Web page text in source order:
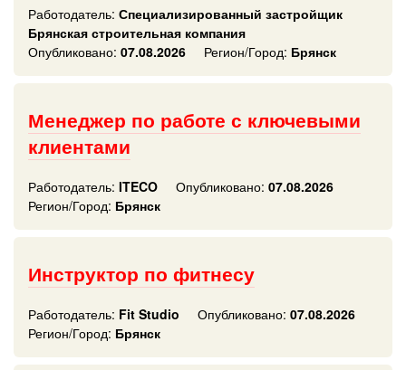
Работодатель: Специализированный застройщик
Брянская строительная компания
Опубликовано: 07.08.2026 Регион/Город: Брянск
Менеджер по работе с ключевыми
клиентами
Работодатель: ITECO Опубликовано: 07.08.2026
Регион/Город: Брянск
Инструктор по фитнесу
Работодатель: Fit Studio Опубликовано: 07.08.2026
Регион/Город: Брянск